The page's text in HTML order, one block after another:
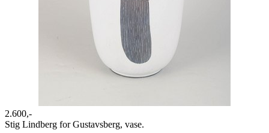
2.600,-
Stig Lindberg for Gustavsberg, vase.